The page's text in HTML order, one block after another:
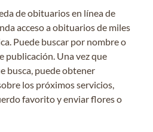
de obituarios en línea de
acceso a obituarios de miles
Puede buscar por nombre o
publicación. Una vez que
busca, puede obtener
los próximos servicios,
favorito y enviar flores o